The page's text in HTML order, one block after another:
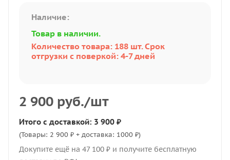
Наличие:
Товар в наличии.
Количество товара: 188 шт. Срок
отгрузки с поверкой: 4-7 дней
2 900 руб./шт
Итого с доставкой: 3 900 ₽
(Товары: 2 900 ₽ + доставка: 1000 ₽)
Докупите ещё на 47 100 ₽ и получите бесплатную